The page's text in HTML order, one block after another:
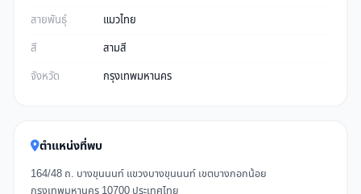
สายพันธุ์
แมวไทย
สี
สามสี
จังหวัด
กรุงเทพมหานคร
ตำแหน่งที่พบ
164/48 ถ. บางขุนนนท์ แขวงบางขุนนนท์ เขตบางกอกน้อย
กรุงเทพมหานคร 10700 ประเทศไทย